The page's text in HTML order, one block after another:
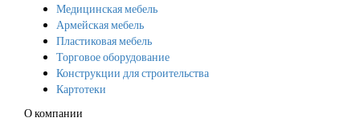
Медицинская мебель
Армейская мебель
Пластиковая мебель
Торговое оборудование
Конструкции для строительства
Картотеки
О компании